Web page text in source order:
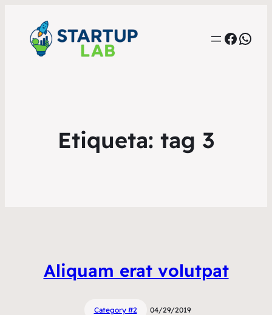
Etiqueta: tag 3
Aliquam erat volutpat
Category #2 04/29/2019